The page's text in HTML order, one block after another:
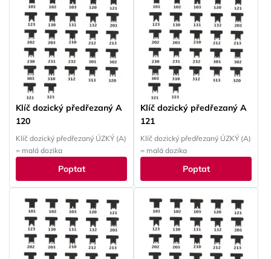
Klíč dozický předřezaný A
120
Klíč dozický předřezaný ÚZKÝ (A)
= malá dozika
Poptat
Klíč dozický předřezaný A
121
Klíč dozický předřezaný ÚZKÝ (A)
= malá dozika
Poptat